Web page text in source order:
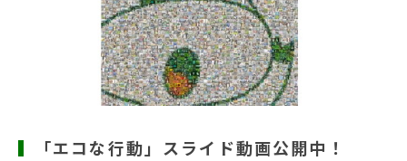
「エコな行動」スライド動画公開中！